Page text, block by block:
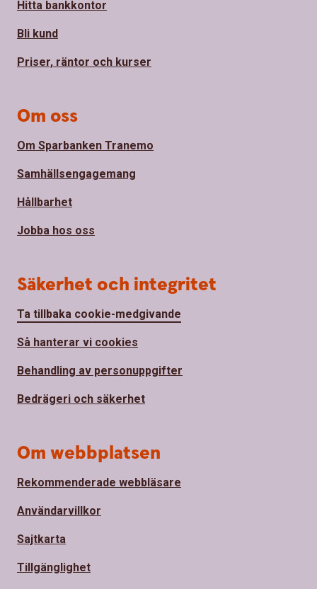
Hitta bankkontor
Bli kund
Priser, räntor och kurser
Om oss
Om Sparbanken Tranemo
Samhällsengagemang
Hållbarhet
Jobba hos oss
Säkerhet och integritet
Ta tillbaka cookie-medgivande
Så hanterar vi cookies
Behandling av personuppgifter
Bedrägeri och säkerhet
Om webbplatsen
Rekommenderade webbläsare
Användarvillkor
Sajtkarta
Tillgänglighet